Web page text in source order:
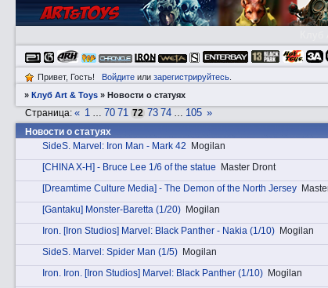
Привет, Гость! Войдитеили зарегистрируйтесь.
»Клуб Art & Toys »Новости о статуях
Новости о статуях
Страница:« 1 … 70 71 72 73 74 … 105 »
SidеS. Marvel: Iron Man - Mark 42 Mogilan
[CHINA X-H] - Bruce Lee 1/6 of the statue Master Dront
[Dreamtime Culture Media] - The Demon of the North Jersey
[Gantaku] Monster-Baretta (1/20) Mogilan
Irоn. [Iron Studios] Marvel: Black Panther - Nakia (1/10) Mogilan
SidеS. Marvel: Spider Man (1/5) Mogilan
Irоn. Irоn. [Iron Studios] Marvel: Black Panther (1/10) Mogilan